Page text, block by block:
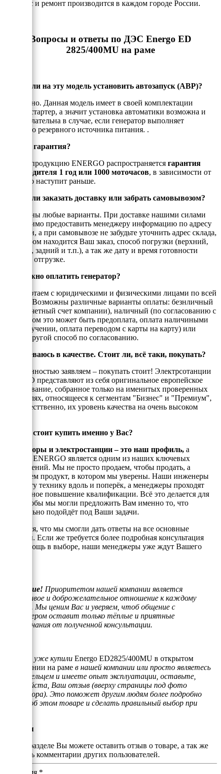
- Сервис и ремонт производится в каждом городе России.
Вопросы и ответы по ДЭС Energo ED
2825/400MU на раме
Можно ли на эту модель установить автозапуск (АВР)?
Да, можно. Данная модель имеет в своей комплектации
электростартер, а значит установка автоматики возможна и
даже желательна в случае, если генератор выполняет
функцию резервного источника питания. .
Есть ли гарантия?
На всю продукцию ENERGO распространяется гарантия
производителя 1 год или 1000 моточасов, в зависимости от
того, что наступит раньше.
Можно ли заказать доставку или забрать самовывозом?
Возможны любые варианты. При доставке нашими силами
необходимо предоставить менеджеру информацию по адресу
доставки, а при самовывозе не забудьте уточнить адрес склада,
на котором находится Ваш заказ, способ погрузки (верхний,
боковой, задний и т.п.), а так же дату и время готовности
товара к отгрузке.
Как можно оплатить генератор?
Мы работаем с юридическими и физическими лицами по всей
России. Возможны различные варианты оплаты: безнличный
(на рассчетный счет компании), наличный (по согласованию с
енеджером это может быть предоплата, оплата наличиными
при получении, оплата переводом с карты на карту) или
любой другой способ по согласованию.
Я сомневаюсь в качестве. Стоит ли, всё таки, покупать?
С уверенностью заявляем – покупать стоит! Электрсотанции
ЭНЕРГО представляют из себя оригинальное европейское
оборудование, собранное только на именитых проверенных
двигателях, относящееся к сегментам "Бизнес" и "Премиум",
а, ссотвесттвенно, их уровень качества на очень высоком
Почему стоит купить именно у Вас?
Генераторы и электростанции – это наш профиль, а
техника ENERGO является одним из наших ключевых
направлений. Мы не просто продаем, чтобы продать, а
реализуем продукт, в котором мы уверены. Наши инженеры
знают эту технику вдоль и поперёк, а менеджеры проходят
постоянное повышение квалификации. Всё это делается для
того, чтобы мы могли предложить Вам именно то, что
оптимально подойдёт под Ваши задачи.
Надеемся, что мы смогли дать ответы на все основные
вопросы. Если же требуется более подробная консультация
или помощь в выборе, наши менеджеры уже ждут Вашего
Внимание! Приоритетом нашей компании является
отзывчивое и доброжелательное отношение к каждому
клиенту. Мы ценим Вас и уверяем, чтоб общение с
менеджером оставит только тёплые и приятные
воспоминания от полученной консультации.
Если Вы уже купили Energo ED2825/400MU в открытом
исполнении на раме в нашей компании или просто являетесь
его владельцем и имеете опыт эксплуатации, оставьте,
пожалуйста, Ваш отзыв (вверху страницы под фото
генератора). Это поможет другим людям более подробно
узнать об этом товаре и сделать правильный выбор при
Отзывы
В этом разделе Вы можете оставить отзыв о товаре, а так же
почитать комментарии других пользователей.
Ваше имя *